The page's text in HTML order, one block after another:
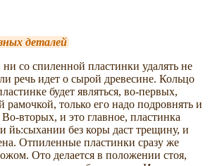
деталей
со спиленной пластинки удалять не
речь идет о сырой древесине. Кольцо
будет являться, во-первых,
рамочкой, только его надо подровнять и
вторых, и это главное, пластинка
йь:сыхании без коры даст трещину, и
Отпиленные пластинки сразу же
Ото делается в положении стоя,